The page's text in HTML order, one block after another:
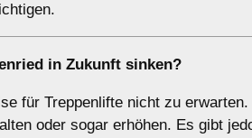
in Zukunft sinken?
für Treppenlifte nicht zu
oder sogar erhöhen. Es gibt